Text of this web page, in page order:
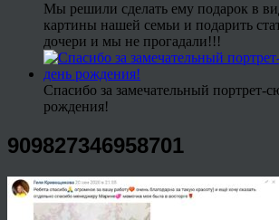
Мы решили сделать ему подарок в
картины нашей семьи и подарить
дочери и мы не прогадали!!!
Спасибо за замечательный портрет-
рождения!
909827346958701